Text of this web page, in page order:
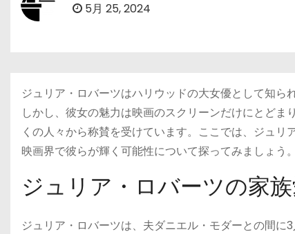
5月 25, 2024
ジュリア・ロバーツはハリウッドの大女優として知ら
しかし、彼女の魅力は映画のスクリーンだけにとど
くの人々から称賛を受けています。ここでは、ジュ
映画界で彼らが輝く可能性について探ってみましょう。
ジュリア・ロバーツの家
ジュリア・ロバーツは、夫ダニエル・モダーとの間